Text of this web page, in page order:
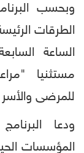
وبحسب
الطرقات
مستثنيا
للمرضى والأسر
ودعا
المؤسسات